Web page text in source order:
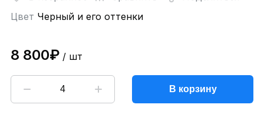
Цвет Черный и его оттенки
8 800₽/ шт
В корзину